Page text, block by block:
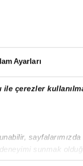
Ayarları
çerezler
sunmak
reklamların